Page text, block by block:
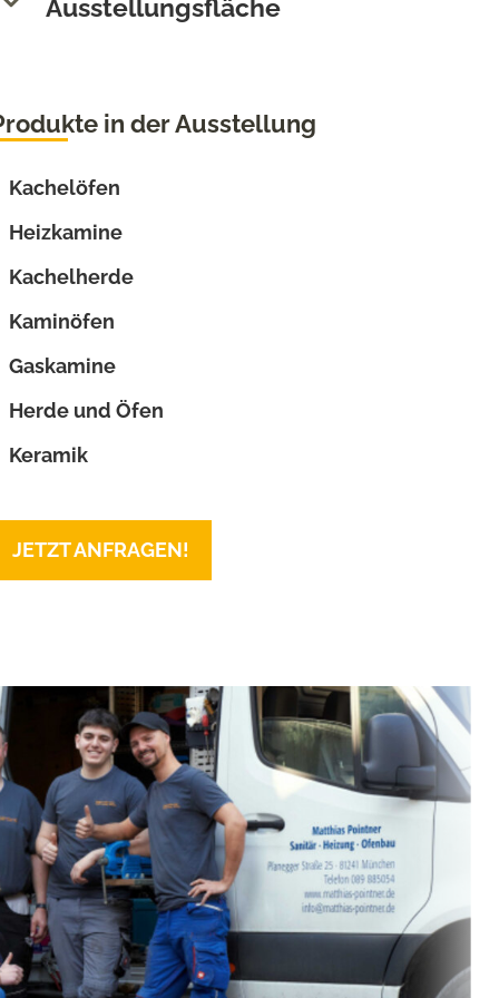
Ausstellungsfläche
in der Ausstellung
Kachelöfen
Heizkamine
Kachelherde
Kaminöfen
Gaskamine
Herde und Öfen
Keramik
JETZT ANFRAGEN!